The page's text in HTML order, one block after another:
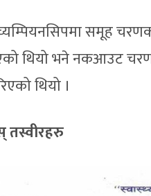
समूह
थियो भने नकआउट
थियो ।
तस्वीरहरु